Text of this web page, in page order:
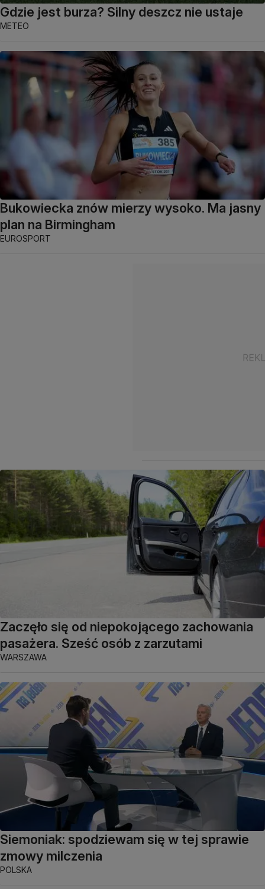
Gdzie jest burza? Silny deszcz nie ustaje
METEO
Bukowiecka znów mierzy wysoko. Ma jasny
plan na Birmingham
EUROSPORT
Zaczęło się od niepokojącego zachowania
pasażera. Sześć osób z zarzutami
WARSZAWA
Siemoniak: spodziewam się w tej sprawie
zmowy milczenia
POLSKA